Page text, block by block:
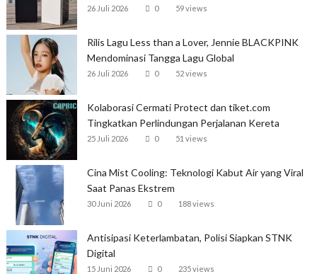
26 Juli 2026 0 59 views
Rilis Lagu Less than a Lover, Jennie BLACKPINK
Mendominasi Tangga Lagu Global
26 Juli 2026 0 52 views
Kolaborasi Cermati Protect dan tiket.com
Tingkatkan Perlindungan Perjalanan Kereta
25 Juli 2026 0 51 views
Cina Mist Cooling: Teknologi Kabut Air yang Viral
Saat Panas Ekstrem
30 Juni 2026 0 188 views
Antisipasi Keterlambatan, Polisi Siapkan STNK
Digital
15 Juni 2026 0 235 views